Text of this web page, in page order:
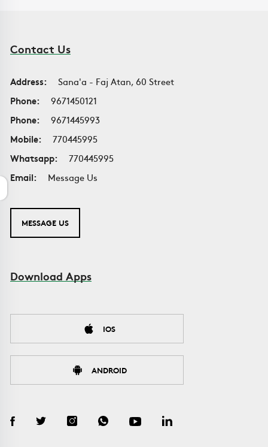
Contact Us
Address:
Sana'a - Faj Atan, 60 Street
Phone:
9671450121
Phone:
9671445993
Mobile:
770445995
Whatsapp:
770445995
Email:
Message Us
MESSAGE US
Download Apps
IOS
ANDROID